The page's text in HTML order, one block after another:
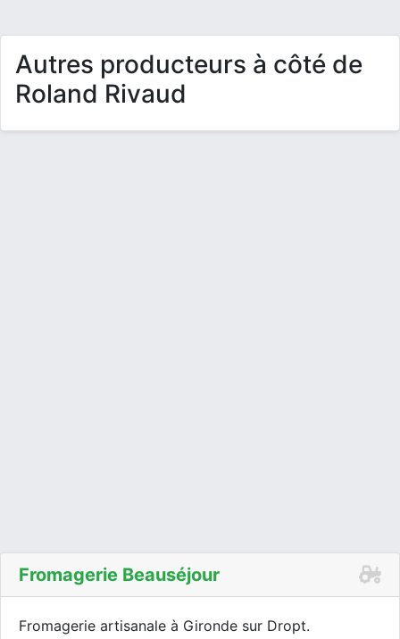
Autres producteurs à côté de
Roland Rivaud
Fromagerie Beauséjour
Fromagerie artisanale à Gironde sur Dropt.